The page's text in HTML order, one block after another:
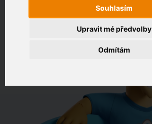
Souhlasím
Odmítám
Upravit mé předvolby